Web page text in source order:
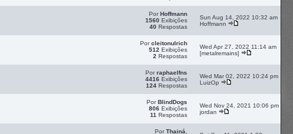
Por Hoffmann
1560 Exibições
40 Respostas
Sun Aug 14, 2022 10:32 am
Hoffmann
Porcleitonulrich
512 Exibições
2 Respostas
Wed Apr 27, 2022 11:14 am
[metalremains]
Por raphaelfns
4416 Exibições
124Respostas
Wed Mar 02, 2022 10:24 pm
LuizOp
PorBlindDogs
806Exibições
11 Respostas
Wed Nov 24, 2021 10:06 pm
jordan
Por Thainá.